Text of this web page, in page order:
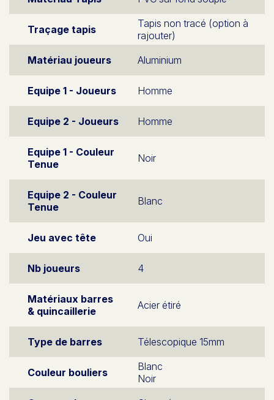
Traçage tapis
Tapis non tracé (option à
rajouter)
Matériau joueurs
Aluminium
Equipe 1 - Joueurs Homme
Equipe 2 - Joueurs Homme
Equipe 1 - Couleur
Tenue
Noir
Equipe 2 - Couleur
Tenue
Blanc
Jeu avec tête Oui
Nb joueurs 4
Matériaux barres
& quincaillerie
Acier étiré
Type de barres Télescopique 15mm
Couleur bouliers
Blanc
Noir